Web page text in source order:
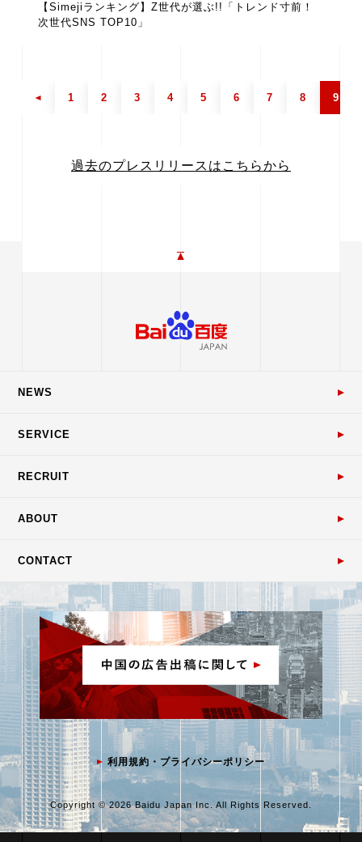
【Simejiランキング】Z世代が選ぶ!!「トレンド寸前！
次世代SNS TOP10」
1 2 3 4 5 6 7 8 9
過去のプレスリリースはこちらから
NEWS
SERVICE
RECRUIT
ABOUT
CONTACT
利用規約・プライバシーポリシー
Copyright © 2026 Baidu Japan Inc. All Rights Reserved.